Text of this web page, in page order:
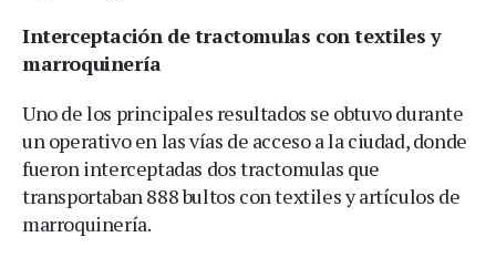
Interceptación de tractomulas con textiles y
marroquinería
Uno de los principales resultados se obtuvo durante
un operativo en las vías de acceso a la ciudad, donde
fueron interceptadas dos tractomulas que
transportaban 888 bultos con textiles y artículos de
marroquinería.